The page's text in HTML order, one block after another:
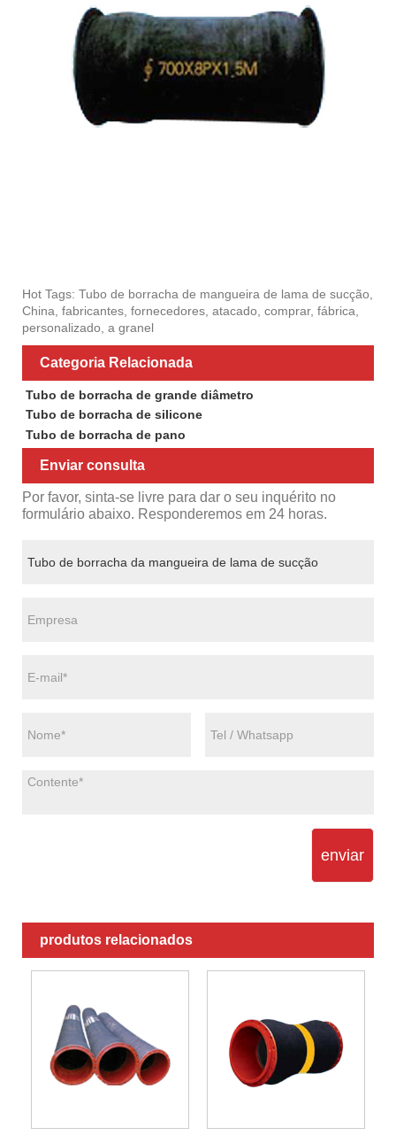
Hot Tags: Tubo de borracha de mangueira de lama de sucção,
China, fabricantes, fornecedores, atacado, comprar, fábrica,
personalizado, a granel
Categoria Relacionada
Tubo de borracha de grande diâmetro
Tubo de borracha de silicone
Tubo de borracha de pano
Enviar consulta
Por favor, sinta-se livre para dar o seu inquérito no
formulário abaixo. Responderemos em 24 horas.
enviar
produtos relacionados